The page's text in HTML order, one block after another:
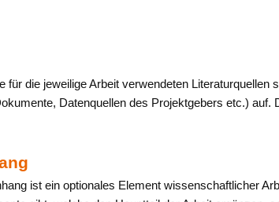
für die jeweilige Arbeit verwendeten Literaturquellen
Datenquellen des Projektgebers etc.) auf.
ist ein optionales Element wissenschaftlicher